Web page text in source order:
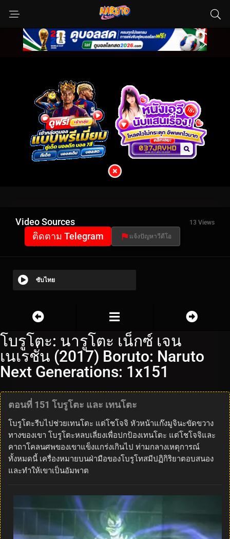
Video Sources 13 Views
ติดตาม Telegram แจ้งปัญหาวีดีโอ
ซับไทย
โบรูโตะ: นารูโตะ เน็กซ์ เจน
เนเรชั่น (2017) Boruto: Naruto
Next Generations: 1x151
ตอนที่ 151 โบรูโตะ และ เทนโตะ
โบรูโตะรีบไปช่วยเทนโตะ แต่โชโจจิ หัวหน้าแก๊งมูจินะขัดขวาง
ทางของเขา โบรูโตะหลบเลี่ยงเพื่อปกป้องเทนโตะ แต่โชโจจิและ
คาถาโคลนศพของเขาแข็งแกร่งเกินไป ท่ามกลางเหตุการณ์
ทั้งหมดนี้ เครื่องหมายบนฝ่ามือของโบรูโทสมีปฏิกิริยาตอบสนอง
และทำให้เขาเป็นอัมพาต